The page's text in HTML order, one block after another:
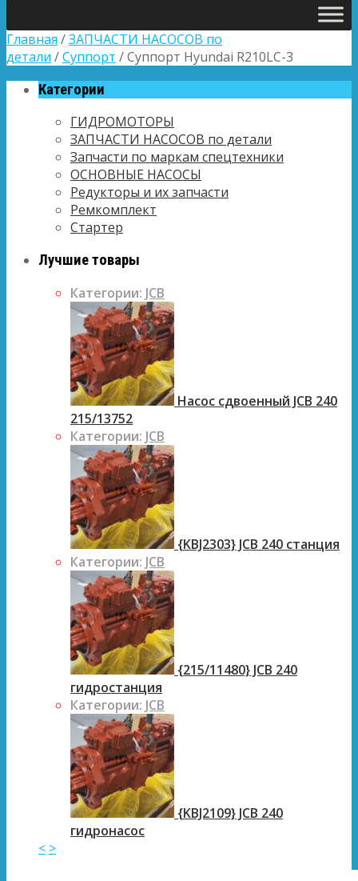
Главная /ЗАПЧАСТИ НАСОСОВ по
детали /Суппорт / Суппорт Hyundai R210LC-3
Категории
ГИДРОМОТОРЫ
ЗАПЧАСТИ НАСОСОВ по детали
Запчасти по маркам спецтехники
ОСНОВНЫЕ НАСОСЫ
Редукторы и их запчасти
Ремкомплект
Стартер
Лучшие товары
Категории: JCB
Насос сдвоенный JCB 240
215/13752
Категории: JCB
{KBJ2303} JCB 240 станция
Категории: JCB
{215/11480} JCB 240
гидростанция
Категории: JCB
{KBJ2109} JCB 240
гидронасос
< >